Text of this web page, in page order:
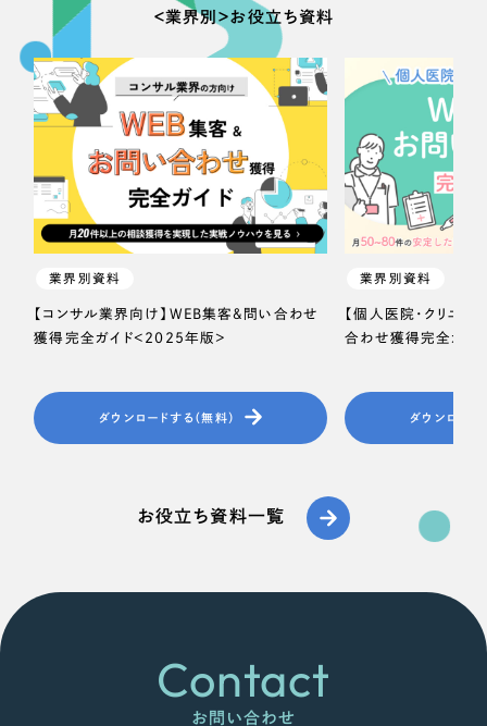
＜業界別＞お役立ち資料
業界別資料
【コンサル業界向け】WEB集客＆問い合わせ
獲得完全ガイド＜2025年版＞
ダウンロードする（無料）
業界別資料
【個人医院・クリニッ
合わせ獲得完全ガイ
ダウンロード
お役立ち資料一覧
Contact
お問い合わせ